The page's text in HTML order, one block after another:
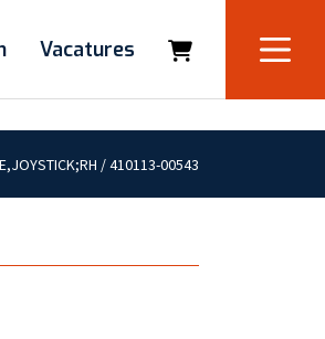
Vacatures
/ 410113-00543